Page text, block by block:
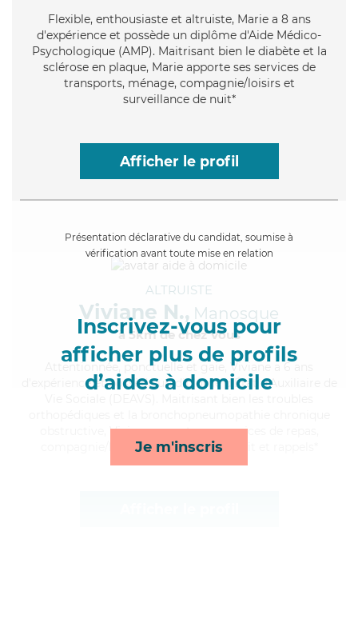
Flexible, enthousiaste et altruiste, Marie a 8 ans
d'expérience et possède un diplôme d'Aide Médico-
Psychologique (AMP). Maitrisant bien le diabète et la
sclérose en plaque, Marie apporte ses services de
transports, ménage, compagnie/loisirs et
surveillance de nuit*
Afficher le profil
Présentation déclarative du candidat, soumise à
vérification avant toute mise en relation
Inscrivez-vous pour
afficher plus de profils
d’aides à domicile
Je m'inscris
ALTRUISTE
Viviane N., Manosque
à 5km de chez Vous
, ponctuelle et gaie, Viviane a 6 ans
d'expérience et possède un diplôme d'État d'Auxiliaire de
obstructive, Viviane apporte ses services de repas,
compagnie/loisirs, surveillance de nuit et rappels*